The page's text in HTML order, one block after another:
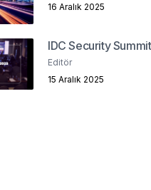
16 Aralık 2025
IDC Security
Editör
15 Aralık 2025